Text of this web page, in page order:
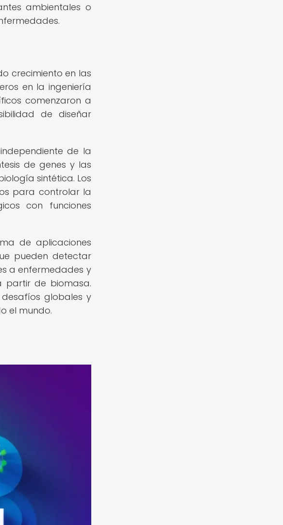
ambientales o
crecimiento en las
en la ingeniería
comenzaron a
de diseñar
de la
de genes y las
sintética. Los
para controlar la
con funciones
de aplicaciones
pueden detectar
a enfermedades y
partir de biomasa.
globales y
el mundo.